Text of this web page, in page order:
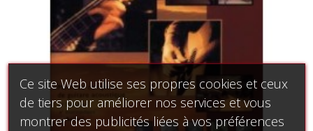
Ce site Web utilise ses propres cookies et ceux
de tiers pour améliorer nos services et vous
montrer des publicités liées à vos préférences